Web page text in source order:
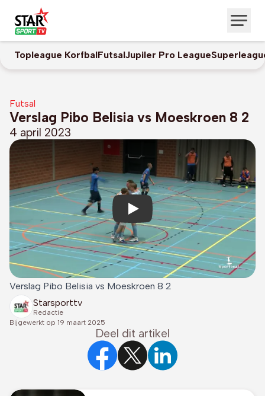
Topleague KorfbalFutsalJupiler Pro League
Futsal
Verslag Pibo Belisia vs Moeskroen 8 2
4 april 2023
Play
Verslag Pibo Belisia vs Moeskroen 8 2
Starsporttv
Redactie
Bijgewerkt op 19 maart 2025
Deel dit artikel